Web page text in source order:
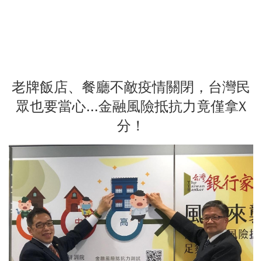
老牌飯店、餐廳不敵疫情關閉，台灣民
眾也要當心...金融風險抵抗力竟僅拿X
分！